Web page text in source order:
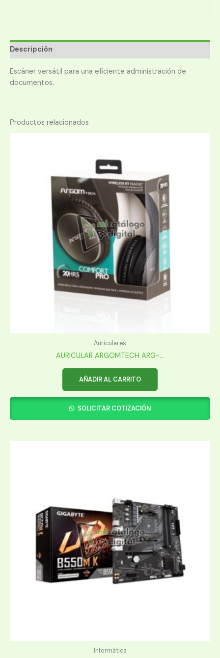
Descripción
Escáner versátil para una eficiente administración de
documentos.
Productos relacionados
Auriculares
AURICULAR ARGOMTECH ARG-...
AÑADIR AL CARRITO
SOLICITAR COTIZACIÓN
Informática